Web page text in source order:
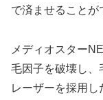
で済ませることが
メディオスター
毛因子を破壊し、
レーザーを採用